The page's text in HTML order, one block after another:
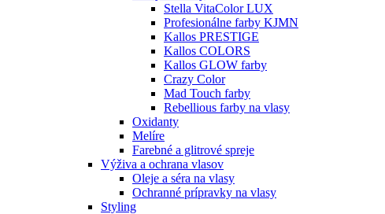
Stella VitaColor LUX
Profesionálne farby KJMN
Kallos PRESTIGE
Kallos COLORS
Kallos GLOW farby
Crazy Color
Mad Touch farby
Rebellious farby na vlasy
Oxidanty
Melíre
Farebné a glitrové spreje
Výživa a ochrana vlasov
Oleje a séra na vlasy
Ochranné prípravky na vlasy
Styling